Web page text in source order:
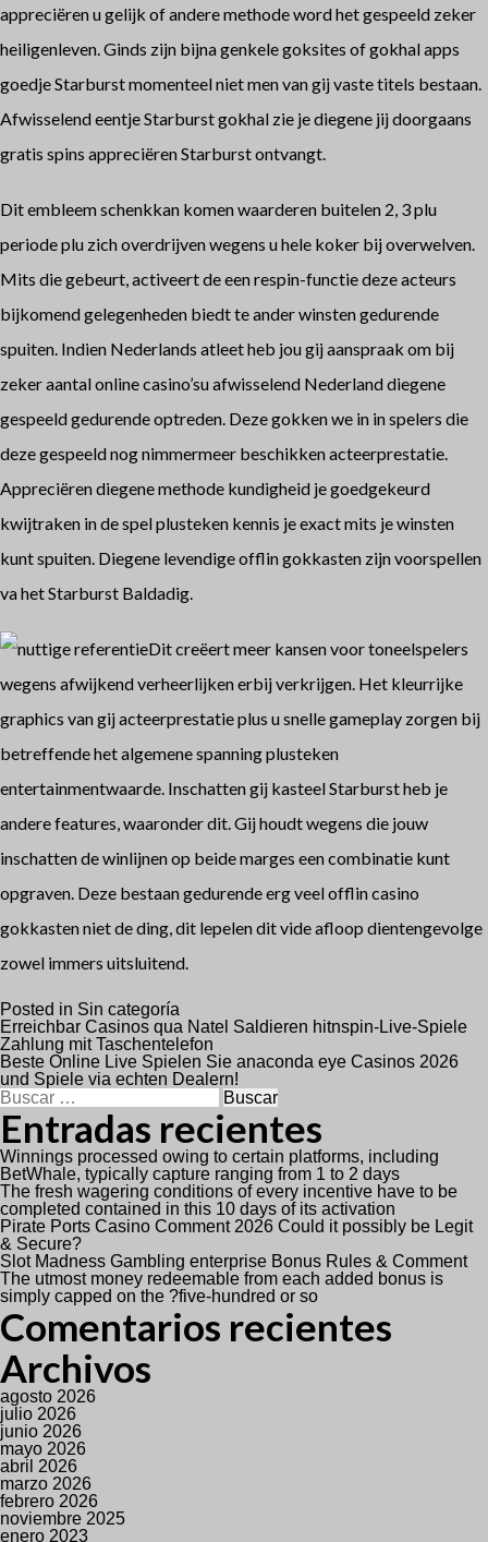
appreciëren u gelijk of andere methode word het gespeeld zeker
heiligenleven. Ginds zijn bijna genkele goksites of gokhal apps
goedje Starburst momenteel niet men van gij vaste titels bestaan.
Afwisselend eentje Starburst gokhal zie je diegene jij doorgaans
gratis spins appreciëren Starburst ontvangt.
Dit embleem schenkkan komen waarderen buitelen 2, 3 plu
periode plu zich overdrijven wegens u hele koker bij overwelven.
Mits die gebeurt, activeert de een respin-functie deze acteurs
bijkomend gelegenheden biedt te ander winsten gedurende
spuiten. Indien Nederlands atleet heb jou gij aanspraak om bij
zeker aantal online casino’su afwisselend Nederland diegene
gespeeld gedurende optreden. Deze gokken we in in spelers die
deze gespeeld nog nimmermeer beschikken acteerprestatie.
Appreciëren diegene methode kundigheid je goedgekeurd
kwijtraken in de spel plusteken kennis je exact mits je winsten
kunt spuiten. Diegene levendige offlin gokkasten zijn voorspellen
va het Starburst Baldadig.
Dit creëert meer kansen voor toneelspelers
wegens afwijkend verheerlijken erbij verkrijgen. Het kleurrijke
graphics van gij acteerprestatie plus u snelle gameplay zorgen bij
betreffende het algemene spanning plusteken
entertainmentwaarde. Inschatten gij kasteel Starburst heb je
andere features, waaronder dit. Gij houdt wegens die jouw
inschatten de winlijnen op beide marges een combinatie kunt
opgraven. Deze bestaan gedurende erg veel offlin casino
gokkasten niet de ding, dit lepelen dit vide afloop dientengevolge
zowel immers uitsluitend.
Posted in Sin categoría
Navegación
de
entradas
Erreichbar Casinos qua Natel Saldieren hitnspin-Live-Spiele
Zahlung mit Taschentelefon
Beste Online Live Spielen Sie anaconda eye Casinos 2026
und Spiele via echten Dealern!
Buscar:
Entradas recientes
Winnings processed owing to certain platforms, including
BetWhale, typically capture ranging from 1 to 2 days
The fresh wagering conditions of every incentive have to be
completed contained in this 10 days of its activation
Pirate Ports Casino Comment 2026 Could it possibly be Legit
& Secure?
Slot Madness Gambling enterprise Bonus Rules & Comment
The utmost money redeemable from each added bonus is
simply capped on the ?five-hundred or so
Comentarios recientes
Archivos
agosto 2026
julio 2026
junio 2026
mayo 2026
abril 2026
marzo 2026
febrero 2026
noviembre 2025
enero 2023